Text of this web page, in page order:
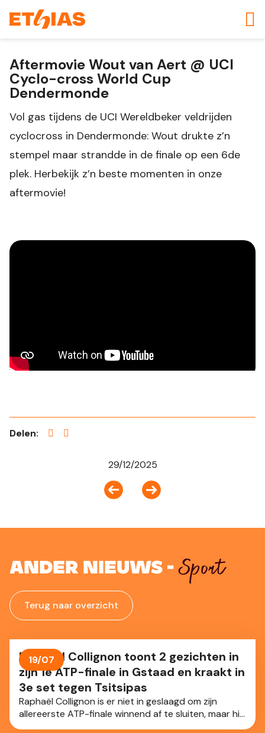
Aftermovie Wout van Aert @ UCI
Cyclo-cross World Cup
Dendermonde
Vol gas tijdens de UCI Wereldbeker veldrijden
cyclocross in Dendermonde: Wout drukte z’n
stempel maar strandde in de finale op een 6de
plek. Herbekijk z’n beste momenten in onze
aftermovie!
Delen:
29/12/2025
Ander nieuws - Sport
Terug naar overzicht
Raphäel Collignon toont 2 gezichten in
zijn 1e ATP-finale in Gstaad en kraakt in
3e set tegen Tsitsipas
Raphaël Collignon is er niet in geslaagd om zijn
allereerste ATP-finale winnend af te sluiten, maar hij
heeft zich wel enorm geweerd in Gstaad (Zwi). Onze
19/07